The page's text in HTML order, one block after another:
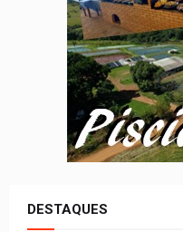
DESTAQUES